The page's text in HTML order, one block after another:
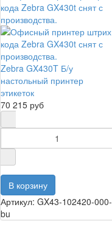
Zebra GX430T Б/у
настольный принтер
этикеток
70 215 руб
Артикул: GX43-102420-000-
bu